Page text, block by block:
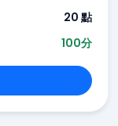
20 點
100分